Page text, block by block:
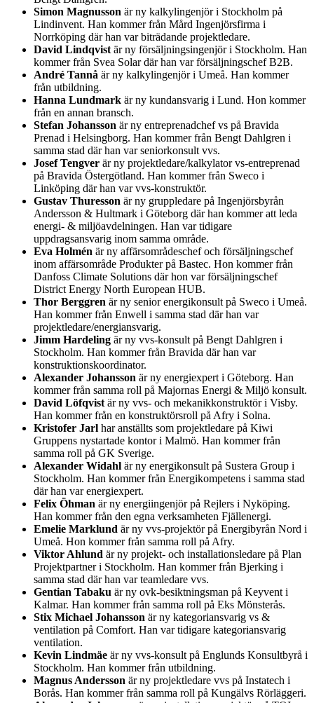
Simon Magnusson är ny kalkylingenjör i Stockholm på
Lindinvent. Han kommer från Mård Ingenjörsfirma i
Norrköping där han var biträdande projektledare.
David Lindqvist är ny försäljningsingenjör i Stockholm. Han
kommer från Svea Solar där han var försäljningschef B2B.
André Tannå är ny kalkylingenjör i Umeå. Han kommer
från utbildning.
Hanna Lundmark är ny kundansvarig i Lund. Hon kommer
från en annan bransch.
Stefan Johansson är ny entreprenadchef vs på Bravida
Prenad i Helsingborg. Han kommer från Bengt Dahlgren i
samma stad där han var seniorkonsult vvs.
Josef Tengver är ny projektledare/kalkylator vs-entreprenad
på Bravida Östergötland. Han kommer från Sweco i
Linköping där han var vvs-konstruktör.
Gustav Thuresson är ny gruppledare på Ingenjörsbyrån
Andersson & Hultmark i Göteborg där han kommer att leda
energi- & miljöavdelningen. Han var tidigare
uppdragsansvarig inom samma område.
Eva Holmén är ny affärsområdeschef och försäljningschef
inom affärsområde Produkter på Bastec. Hon kommer från
Danfoss Climate Solutions där hon var försäljningschef
District Energy North European HUB.
Thor Berggren är ny senior energikonsult på Sweco i Umeå.
Han kommer från Enwell i samma stad där han var
projektledare/energiansvarig.
Jimm Hardeling är ny vvs-konsult på Bengt Dahlgren i
Stockholm. Han kommer från Bravida där han var
konstruktionskoordinator.
Alexander Johansson är ny energiexpert i Göteborg. Han
kommer från samma roll på Majornas Energi & Miljö konsult.
David Löfqvist är ny vvs- och mekanikkonstruktör i Visby.
Han kommer från en konstruktörsroll på Afry i Solna.
Kristofer Jarl har anställts som projektledare på Kiwi
Gruppens nystartade kontor i Malmö. Han kommer från
samma roll på GK Sverige.
Alexander Widahl är ny energikonsult på Sustera Group i
Stockholm. Han kommer från Energikompetens i samma stad
där han var energiexpert.
Felix Öhman är ny energiingenjör på Rejlers i Nyköping.
Han kommer från den egna verksamheten Fjällenergi.
Emelie Marklund är ny vvs-projektör på Energibyrån Nord i
Umeå. Hon kommer från samma roll på Afry.
Viktor Ahlund är ny projekt- och installationsledare på Plan
Projektpartner i Stockholm. Han kommer från Bjerking i
samma stad där han var teamledare vvs.
Gentian Tabaku är ny ovk-besiktningsman på Keyvent i
Kalmar. Han kommer från samma roll på Eks Mönsterås.
Stix Michael Johansson är ny kategoriansvarig vs &
ventilation på Comfort. Han var tidigare kategoriansvarig
ventilation.
Kevin Lindmäe är ny vvs-konsult på Englunds Konsultbyrå i
Stockholm. Han kommer från utbildning.
Magnus Andersson är ny projektledare vvs på Instatech i
Borås. Han kommer från samma roll på Kungälvs Rörläggeri.